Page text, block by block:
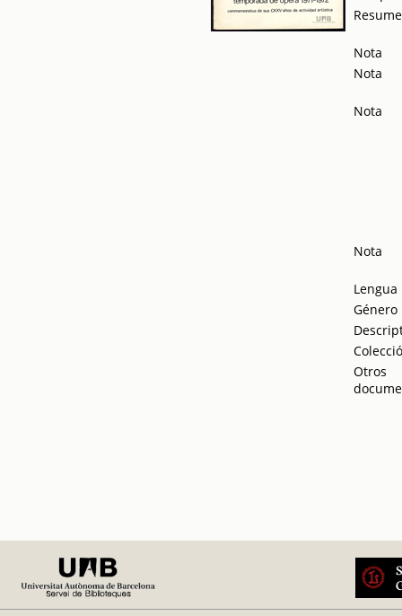
Nota
Nota
Nota
Nota
Lengua
Género
Otros